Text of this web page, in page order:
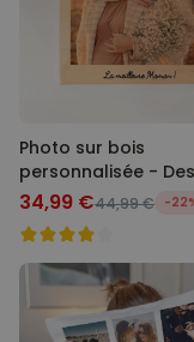
Photo sur bois
personnalisée -
Polaroid
34,99 €44,99 € -